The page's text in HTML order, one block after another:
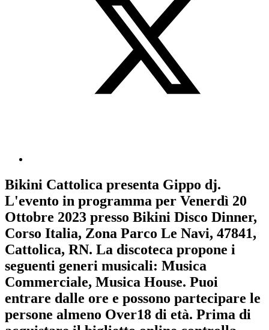
Bikini Cattolica presenta Gippo dj.
L'evento in programma per Venerdì 20
Ottobre 2023 presso Bikini Disco Dinner,
Corso Italia, Zona Parco Le Navi, 47841,
Cattolica, RN. La discoteca propone i
seguenti generi musicali: Musica
Commerciale, Musica House. Puoi
entrare dalle ore e possono partecipare le
persone almeno Over18 di età. Prima di